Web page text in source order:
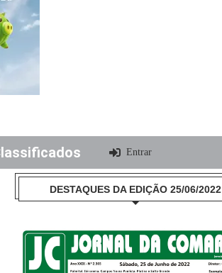
Entrar
DESTAQUES DA EDIÇÃO 25/06/2022